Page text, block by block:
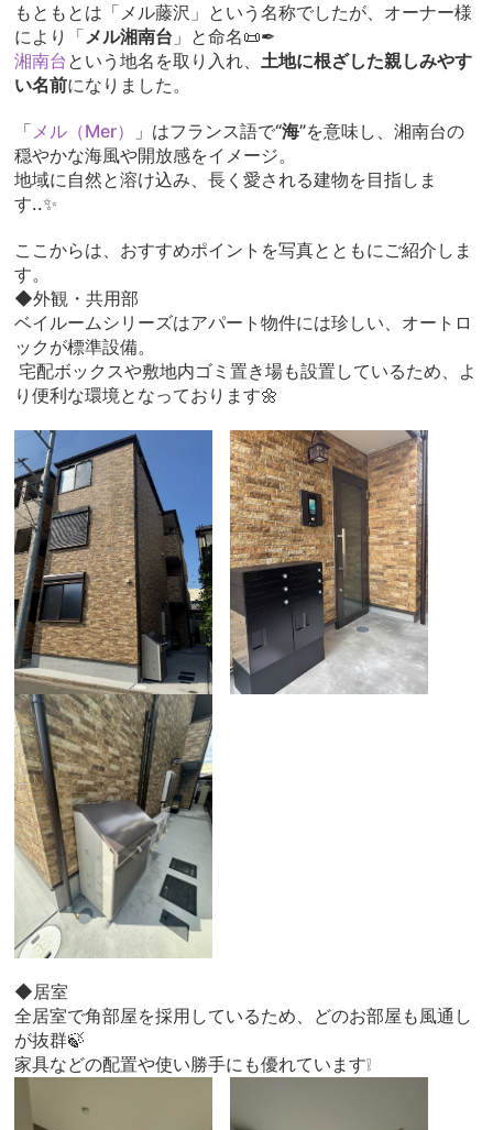
もともとは「メル藤沢」という名称でしたが、オーナー様
により「メル湘南台 」と命名📜✒
湘南台 という地名を取り入れ、土地に根ざした親しみやす
い名前になりました。
「メル（Mer） 」はフランス語で“海”を意味し、湘南台の
穏やかな海風や開放感をイメージ。
地域に自然と溶け込み、長く愛される建物を目指しま
す..✨
ここからは、おすすめポイントを写真とともにご紹介しま
す。
◆外観・共用部
ベイルームシリーズはアパート物件には珍しい、オートロ
ックが標準設備。
宅配ボックスや敷地内ゴミ置き場も設置しているため、よ
り便利な環境となっております🌼
◆居室
全居室で角部屋を採用しているため、どのお部屋も風通し
が抜群🍃
家具などの配置や使い勝手にも優れています❕